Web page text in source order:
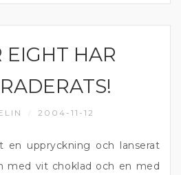
EIGHT HAR
2004-11-12
en uppryckning och lanserat
med vit choklad och en med